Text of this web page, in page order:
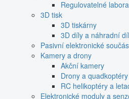
Regulovatelné
3D tisk
3D tiskárny
3D díly a náhradní
Pasivní elektronické
Kamery a drony
Akční kamery
Drony a quadkoptéry
RC helikoptéry a
Elektronické moduly a